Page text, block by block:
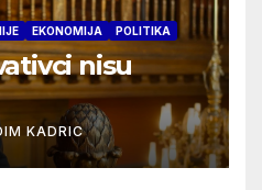
EKONOMIJA POLITIKA
nisu
KADRIC